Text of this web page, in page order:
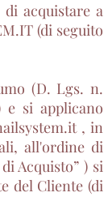
acquistare a
(di seguito
(D. Lgs. n.
si applicano
, in
all'ordine di
Acquisto” ) si
del Cliente (di